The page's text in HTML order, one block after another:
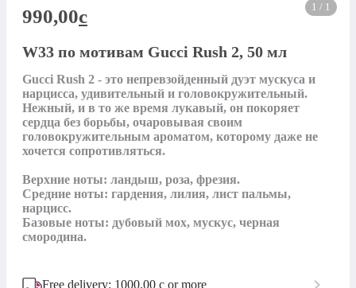
1 / 1
990,00c
W33 по мотивам Gucci Rush 2, 50 мл
Gucci Rush 2 - это непревзойденный дуэт мускуса и
нарцисса, удивительный и головокружительный.
Нежный, и в то же время лукавый, он покоряет
сердца без борьбы, очаровывая своим
головокружительным ароматом, которому даже не
хочется сопротивляться.
Верхние ноты: ландыш, роза, фрезия.
Средние ноты: гардения, лилия, лист пальмы,
нарцисс.
Базовые ноты: дубовый мох, мускус, черная
Free delivery: 1000,00 с or more